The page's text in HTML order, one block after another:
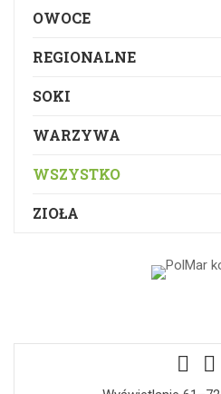
OWOCE
REGIONALNE
SOKI
WARZYWA
WSZYSTKO
ZIOŁA